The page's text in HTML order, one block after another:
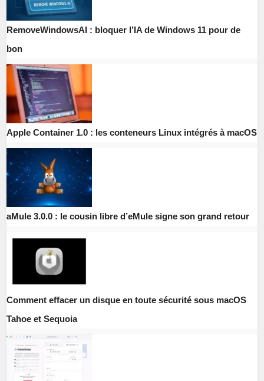
RemoveWindowsAI : bloquer l’IA de Windows 11 pour de
bon
Apple Container 1.0 : les conteneurs Linux intégrés à macOS
aMule 3.0.0 : le cousin libre d’eMule signe son grand retour
Comment effacer un disque en toute sécurité sous macOS
Tahoe et Sequoia